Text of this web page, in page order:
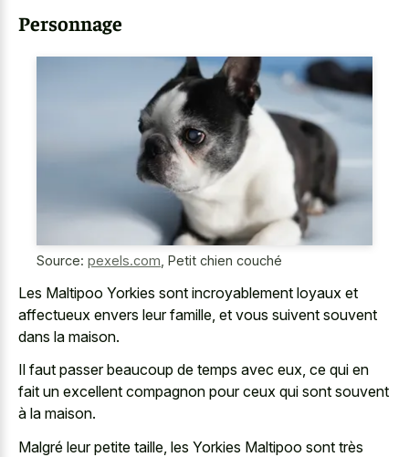
Personnage
Source: pexels.com Petit chien couché
Les Maltipoo Yorkies sont incroyablement loyaux et
affectueux envers leur famille, et vous suivent souvent
dans la maison.
Il faut passer beaucoup de temps avec eux, ce qui en
fait un excellent compagnon pour ceux qui sont souvent
à la maison.
Malgré leur petite taille, les Yorkies Maltipoo sont très